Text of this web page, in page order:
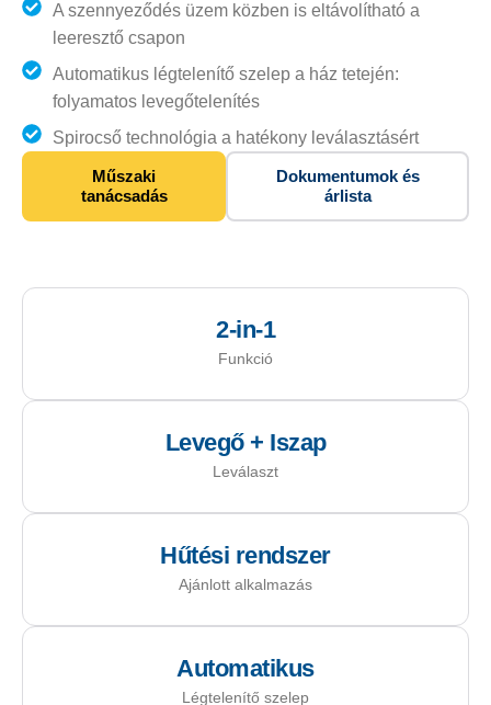
A szennyeződés üzem közben is eltávolítható a
leeresztő csapon
Automatikus légtelenítő szelep a ház tetején:
folyamatos levegőtelenítés
Spirocső technológia a hatékony leválasztásért
Műszaki
tanácsadás
Dokumentumok és
árlista
2-in-1
Funkció
Levegő + Iszap
Leválaszt
Hűtési rendszer
Ajánlott alkalmazás
Automatikus
Légtelenítő szelep